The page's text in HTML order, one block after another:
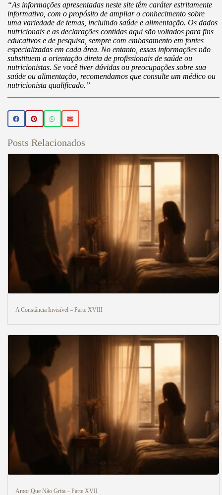
“As informações apresentadas neste site têm caráter estritamente
informativo, com o propósito de ampliar o conhecimento sobre
uma variedade de temas, incluindo saúde e alimentação. Os dados
nutricionais e as declarações contidas aqui são voltados para fins
educativos e de pesquisa, sempre com embasamento em fontes
especializadas em cada área. No entanto, essas informações não
substituem a orientação direta de profissionais de saúde ou
nutricionistas. Se você tiver dúvidas ou preocupações sobre sua
saúde ou alimentação, recomendamos que consulte um médico ou
nutricionista qualificado.”
Posts Relacionados
A Constância Invisível – Parte XVIII
Amor Que Não Grita – Parte XVII